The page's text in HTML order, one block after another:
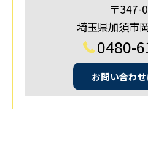
〒347-
埼玉県加須市
0480-
お問い合わ